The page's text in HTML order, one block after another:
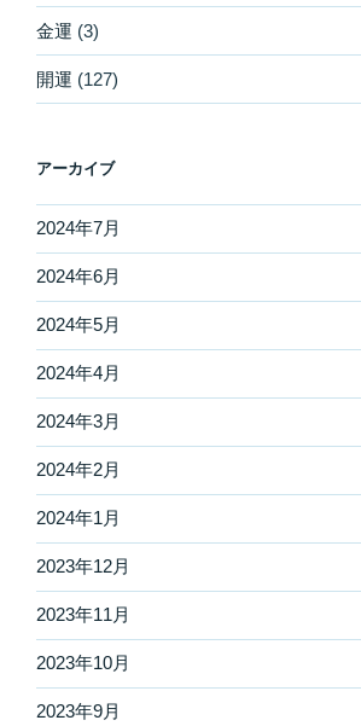
金運 (3)
開運 (127)
アーカイブ
2024年7月
2024年6月
2024年5月
2024年4月
2024年3月
2024年2月
2024年1月
2023年12月
2023年11月
2023年10月
2023年9月